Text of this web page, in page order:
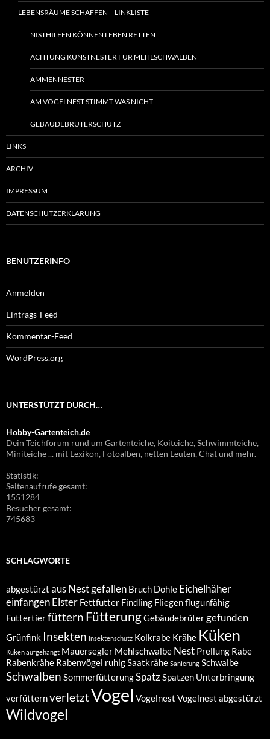
LEBENSRÄUME SCHAFFEN – LINKLISTE
NISTHILFEN KÖNNEN LEBEN RETTEN
ACHTUNG KUNSTNESTER FÜR MEHLSCHWALBEN
AMMENNESTER
AM VOGELNEST STIMMT WAS NICHT
GEBÄUDEBRÜTERSCHUTZ
LINKS
ARCHIV
IMPRESSUM
DATENSCHUTZERKLÄRUNG
BENUTZERINFO
Anmelden
Eintrags-Feed
Kommentar-Feed
WordPress.org
UNTERSTÜTZT DURCH…
Hobby-Gartenteich.de
Dein Teichforum rund um Gartenteiche, Koiteiche, Schwimmteiche,
Miniteiche ... mit Lexikon, Fotoalben, netten Leuten, Chat und mehr.
Statistik:
Seitenaufrufe gesamt:
1551284
Besucher gesamt:
745683
SCHLAGWORTE
abgestürzt aus Nest gefallen Bruch Dohle Eichelhäher
einfangenElster Fettfutter Findling Fliegenflugunfähig
Futtertierfüttern FütterungGebäudebrüter gefunden
Grünfink Insekten Insektenschutz Kolkrabe Krähe Küken
Küken aufgehängt Mauersegler Mehlschwalbe Nest Prellung Rabe
Rabenkrähe Rabenvögel ruhigSaatkrähe Sanierung Schwalbe
Schwalben SommerfütterungSpatzSpatzen Unterbringung
verfütternverletztVogel Vogelnest Vogelnest abgestürzt
Wildvogel